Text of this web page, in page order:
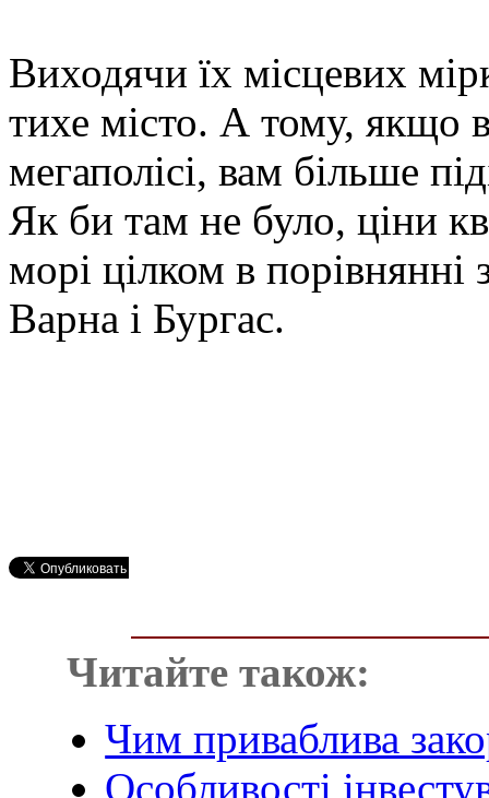
Виходячи їх місцевих
тихе місто. А тому, якщо
мегаполісі, вам більше
Як би там не було, ціни
морі цілком в
Варна і Бургас.
Читайте також:
Чим приваблива
Особливості